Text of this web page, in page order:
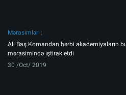
Mərasimlər
Ali Baş Komandan hərbi akademiyaların
mərasimində iştirak etdi
30 /Oct/ 2019